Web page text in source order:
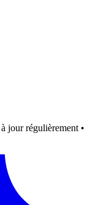
jour régulièrement •